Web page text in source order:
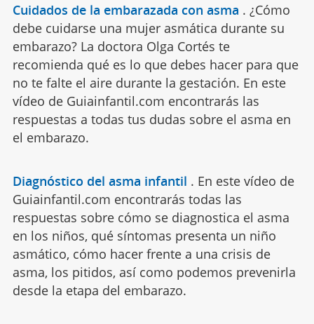
Cuidados de la embarazada con asma . ¿Cómo
debe cuidarse una mujer asmática durante su
embarazo? La doctora Olga Cortés te
recomienda qué es lo que debes hacer para que
no te falte el aire durante la gestación. En este
vídeo de Guiainfantil.com encontrarás las
respuestas a todas tus dudas sobre el asma en
el embarazo.
Diagnóstico del asma infantil . En este vídeo de
Guiainfantil.com encontrarás todas las
respuestas sobre cómo se diagnostica el asma
en los niños, qué síntomas presenta un niño
asmático, cómo hacer frente a una crisis de
asma, los pitidos, así como podemos prevenirla
desde la etapa del embarazo.